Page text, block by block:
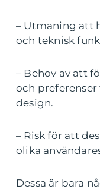
– Utmaning att
och teknisk
– Behov av att
och
design.
– Risk för att
olika
Dessa är bara